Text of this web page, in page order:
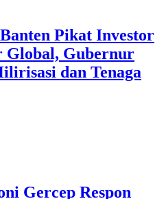
Pikat Investor
Global, Gubernur
dan Tenaga
Gercep Respon